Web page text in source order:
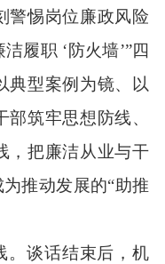
警惕岗位廉政风险
履职 ‘防火墙’”四
典型案例为镜、以
筑牢思想防线、
，把廉洁从业与干
推动发展的“助推
。谈话结束后，机